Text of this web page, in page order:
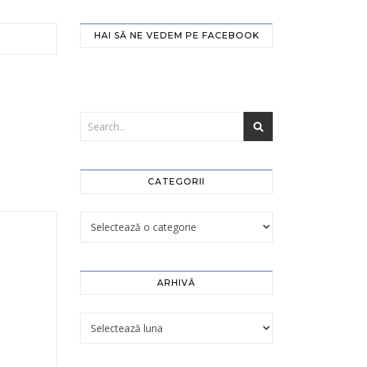
HAI SĂ NE VEDEM PE FACEBOOK
CATEGORII
ARHIVĂ